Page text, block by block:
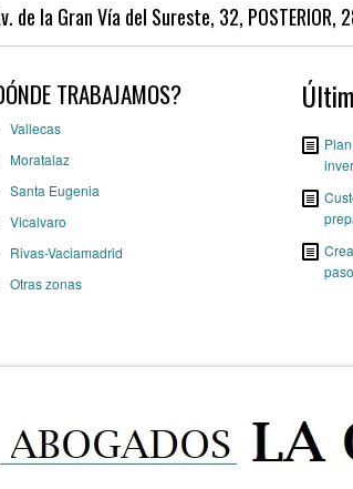
de la Gran Vía del Sureste, 32,
TRABAJAMOS?
Vallecas
Moratalaz
Santa Eugenia
Vicalvaro
Rivas-Vaciamadrid
Otras zonas